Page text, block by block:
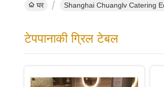
घर Shanghai Chuanglv Catering
टेपपानाकी ग्रिल टेबल